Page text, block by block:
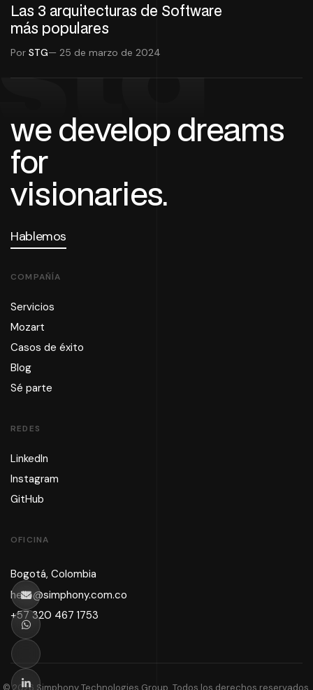
Las 3 arquitecturas de Software
más populares
Por STG— 25 de marzo de 2024
we develop dreams
for
visionaries.
Hablemos
COMPAÑÍA
Servicios
Mozart
Casos de éxito
Blog
Sé parte
REDES
LinkedIn
Instagram
GitHub
OFICINA
Bogotá, Colombia
hello@simphony.com.co
+57 320 467 1753